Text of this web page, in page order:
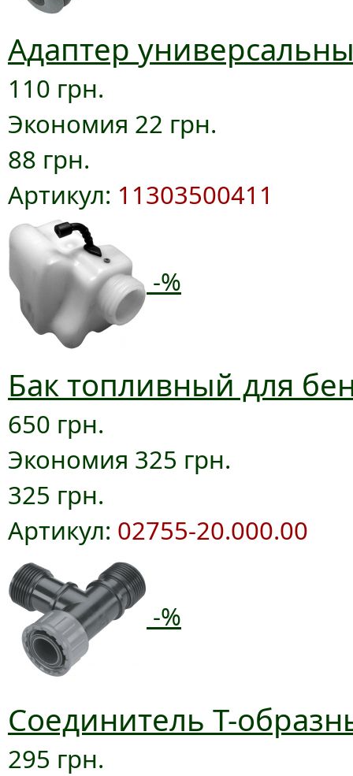
Адаптер
110 грн.
Экономия 22 грн.
88 грн.
Артикул: 11303500411
-%
Бак топливный для
650 грн.
Экономия 325 грн.
325 грн.
Артикул: 02755-20.000.00
-%
Соединитель T-
295 грн.